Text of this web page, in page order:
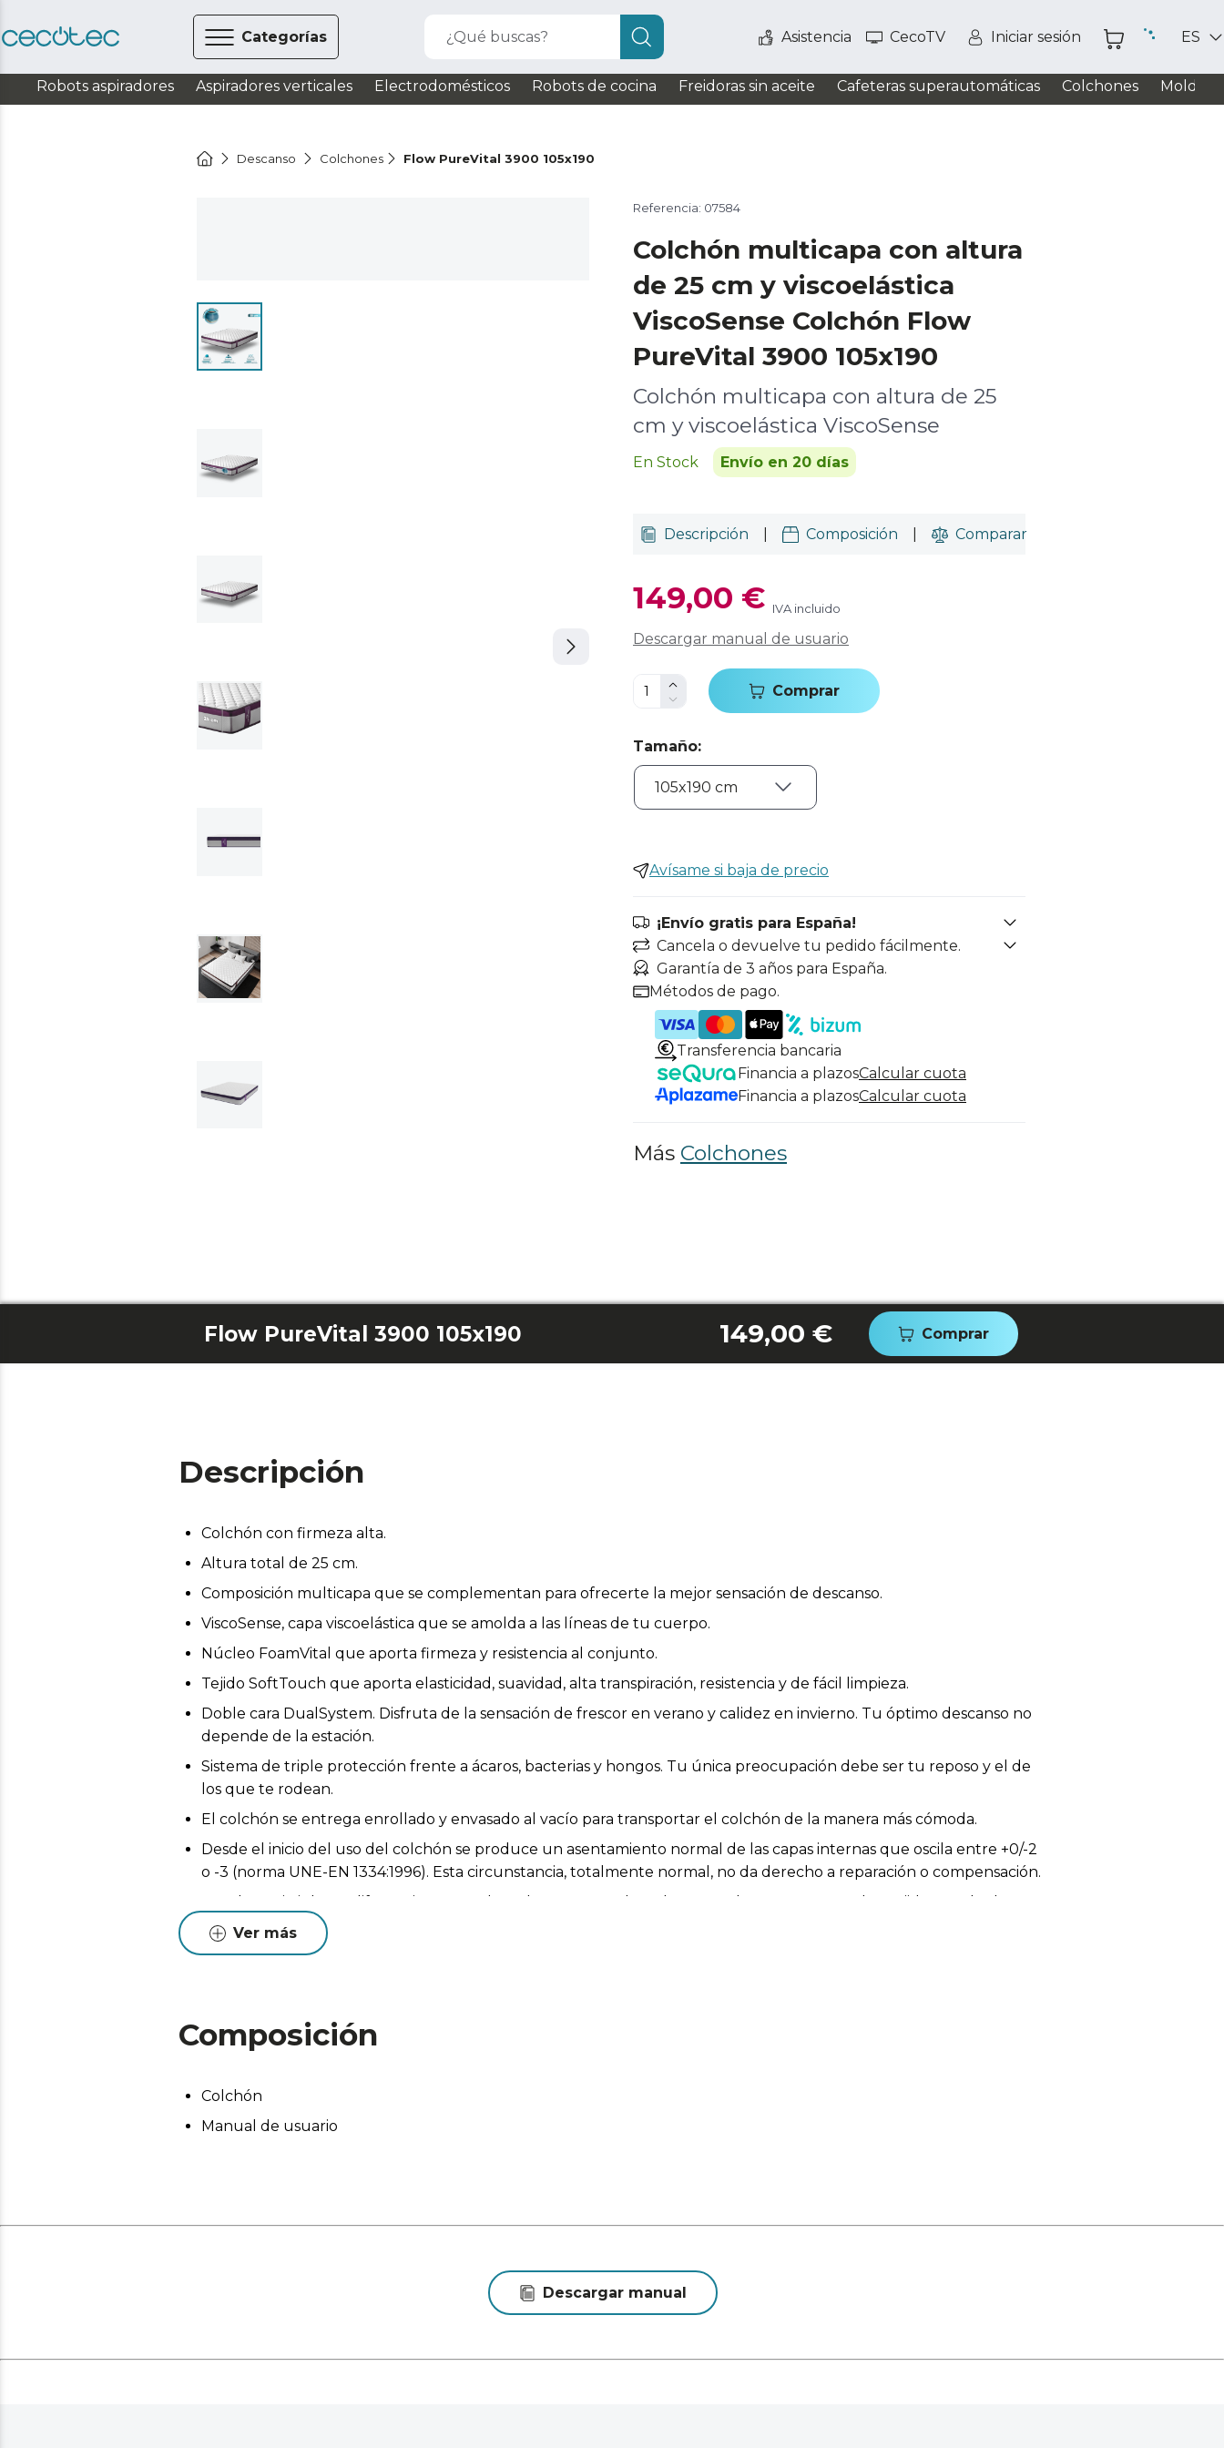
Categorías ¿Qué buscas? Asistencia CecoTV Iniciar sesión ES
Robots aspiradores Aspiradores verticales Electrodomésticos Robots de cocina Freidoras sin aceite Cafeteras superautomáticas Colchones
Descanso Colchones Flow PureVital 3900 105x190
Referencia: 07584
Colchón multicapa con altura
de 25 cm y viscoelástica
ViscoSense Colchón Flow
PureVital 3900 105x190
Colchón multicapa con altura de 25
cm y viscoelástica ViscoSense
En Stock Envío en 20 días
Descripción Composición Comparar
149,00 € IVA incluido
Descargar manual de usuario
Comprar
Tamaño:
Avísame si baja de precio
¡Envío gratis para España!
Cancela o devuelve tu pedido fácilmente.
Garantía de 3 años para España.
Métodos de pago.
Transferencia bancaria
Financia a plazosCalcular cuota
Financia a plazosCalcular cuota
Más Colchones
Flow PureVital 3900 105x190 149,00 € Comprar
Descripción
Colchón con firmeza alta.
Altura total de 25 cm.
Composición multicapa que se complementan para ofrecerte la mejor sensación de descanso.
ViscoSense, capa viscoelástica que se amolda a las líneas de tu cuerpo.
Núcleo FoamVital que aporta firmeza y resistencia al conjunto.
Tejido SoftTouch que aporta elasticidad, suavidad, alta transpiración, resistencia y de fácil limpieza.
Doble cara DualSystem. Disfruta de la sensación de frescor en verano y calidez en invierno. Tu óptimo descanso no
depende de la estación.
Sistema de triple protección frente a ácaros, bacterias y hongos. Tu única preocupación debe ser tu reposo y el de
los que te rodean.
El colchón se entrega enrollado y envasado al vacío para transportar el colchón de la manera más cómoda.
Desde el inicio del uso del colchón se produce un asentamiento normal de las capas internas que oscila entre +0/-2
o -3 (norma UNE-EN 1334:1996). Esta circunstancia, totalmente normal, no da derecho a reparación o compensación.
Pueden existir leves diferencias entre el producto mostrado y el entregado en cuanto a color, tejido o acabado.
Estas variaciones son normales y no afectan a la calidad ni a la utilidad del artículo.
Ver más
Composición
Colchón
Manual de usuario
Descargar manual